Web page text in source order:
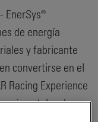
- EnerSys®
de energía
y fabricante
convertirse en el
Racing Experience
de